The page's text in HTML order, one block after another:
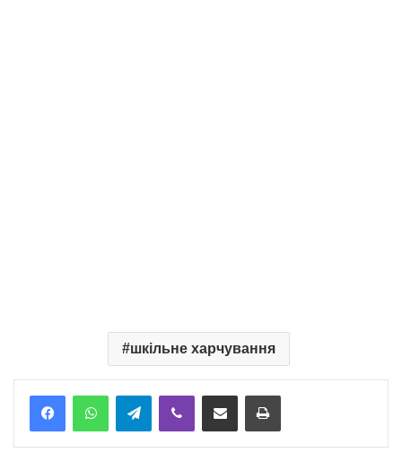
шкільне харчування
TelegramViber Надіслати електронною поштоюНадрукувати